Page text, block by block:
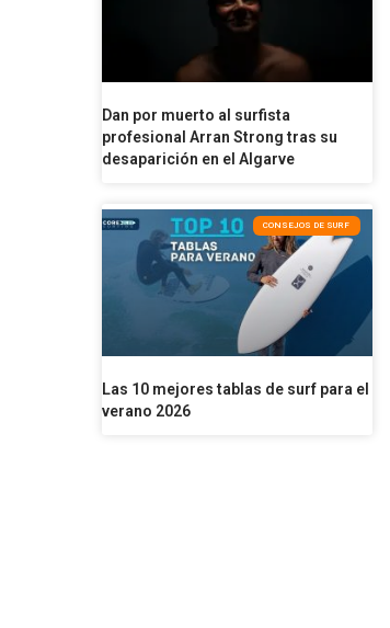
Dan por muerto al surfista
profesional Arran Strong tras su
desaparición en el Algarve
CONSEJOS DE SURF
Las 10 mejores tablas de surf para el
verano 2026